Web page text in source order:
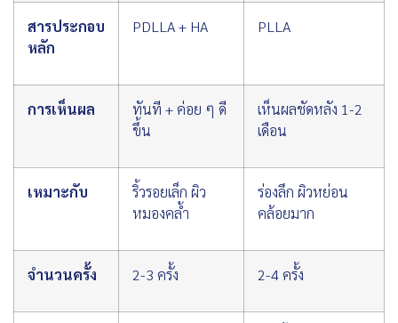
สารประกอบ
หลัก
PDLLA + HA PLLA
การเห็นผล
ทันที + ค่อย ๆ ดี
ขึ้น
เห็นผลชัดหลัง 1-2
เดือน
เหมาะกับ
ริ้วรอยเล็ก ผิว
หมองคล้ำ
ร่องลึก ผิวหย่อน
คล้อยมาก
จำนวนครั้ง 2-3 ครั้ง 2-4 ครั้ง